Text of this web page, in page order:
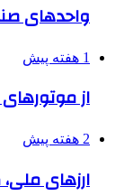
واحدهای
1 هفته پیش
از
2 هفته پیش
ارزهای